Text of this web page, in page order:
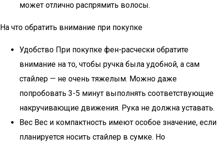
может отлично распрямить волосы.
На что обратить внимание при покупке
Удобство При покупке фен-расчески обратите
внимание на то, чтобы ручка была удобной, а сам
стайлер — не очень тяжелым. Можно даже
попробовать 3-5 минут выполнять соответствующие
накручивающие движения. Рука не должна уставать.
Вес Вес и компактность имеют особое значение, если
планируется носить стайлер в сумке. Но